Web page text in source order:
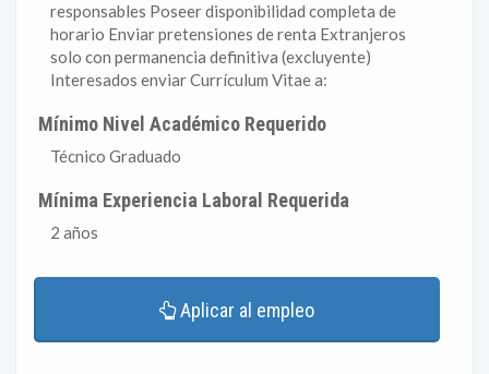
responsables Poseer disponibilidad completa de
horario Enviar pretensiones de renta Extranjeros
solo con permanencia definitiva (excluyente)
Interesados enviar Currículum Vitae a:
Mínimo Nivel Académico Requerido
Técnico Graduado
Mínima Experiencia Laboral Requerida
2 años
Aplicar al empleo